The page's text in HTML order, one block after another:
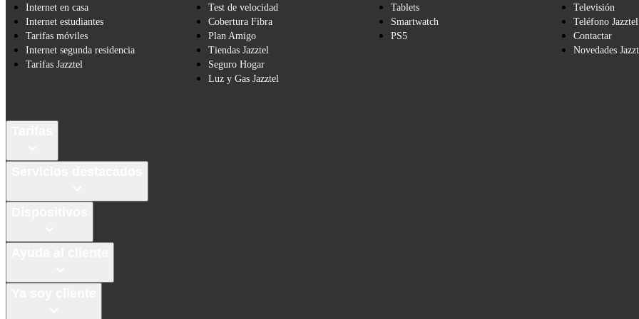
Internet en casa
Internet estudiantes
Tarifas móviles
Internet segunda residencia
Tarifas Jazztel
Test de velocidad
Cobertura Fibra
Plan Amigo
Tiendas Jazztel
Seguro Hogar
Luz y Gas Jazztel
Tablets
Smartwatch
PS5
Televisión
Teléfono Jazztel
Contactar
Novedades